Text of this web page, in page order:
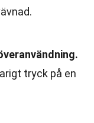
tryck på en